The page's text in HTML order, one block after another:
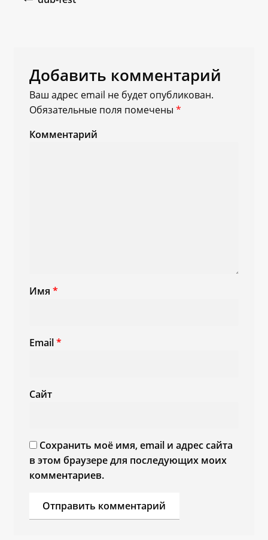
Добавить комментарий
Ваш адрес email не будет опубликован.
Обязательные поля помечены *
Комментарий
Имя *
Email*
Сайт
Сохранить моё имя, email и адрес сайта
в этом браузере для последующих моих
комментариев.